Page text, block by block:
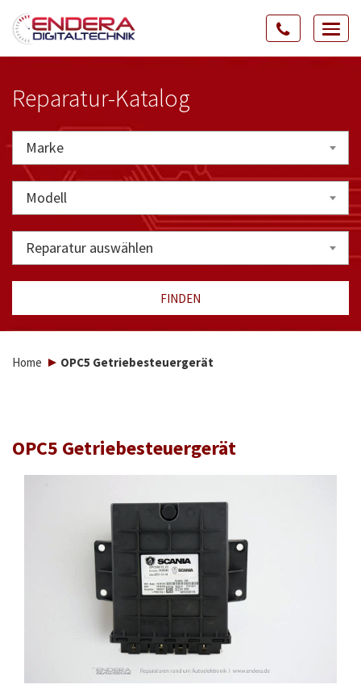
Reparatur-Katalog
MarkeMarke
Modell
Reparatur auswählen
FINDEN
Home OPC5 Getriebesteuergerät
OPC5 Getriebesteuergerät